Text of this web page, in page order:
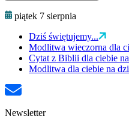
piątek 7 sierpnia
Dziś świętujemy...
Modlitwa wieczorna dla
Cytat z Biblii dla ciebie
Modlitwa dla ciebie na
Newsletter